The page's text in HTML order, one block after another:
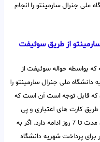
ملی جنرال سارمینتو را انجام
از طریق سوئیفت
که بواسطه حواله سوئیفت از
شهریه دانشگاه ملی جنرال سارمینتو را
که قابل توجه است آن است که
کارت های اعتباری و پی
پال، زمان بیشتری می برد و معمولا این مدت تا 7 روز ادامه دارد. اگر به
برای پرداخت شهریه دانشگاه